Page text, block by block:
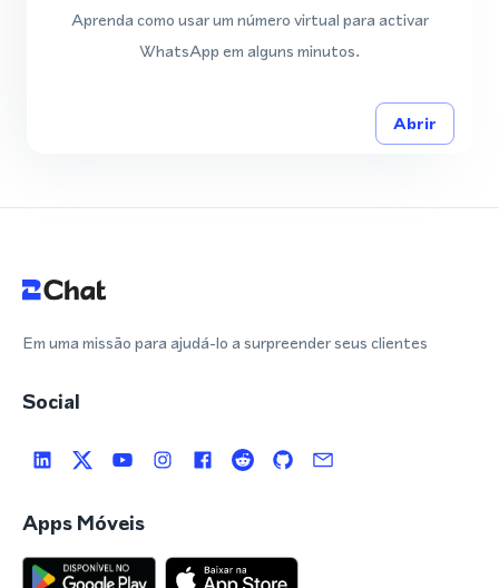
Aprenda como usar um número virtual para activar
WhatsApp em alguns minutos.
Abrir
Em uma missão para ajudá-lo a surpreender seus clientes
Social
Apps Móveis